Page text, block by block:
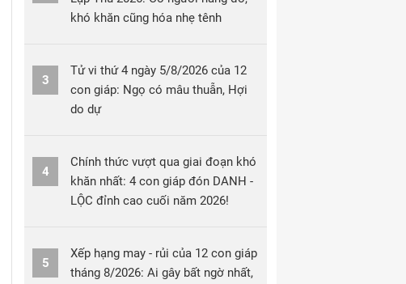
khó khăn cũng hóa nhẹ tênh
3
Tử vi thứ 4 ngày 5/8/2026 của 12
con giáp: Ngọ có mâu thuẫn, Hợi
do dự
4
Chính thức vượt qua giai đoạn khó
khăn nhất: 4 con giáp đón DANH -
LỘC đỉnh cao cuối năm 2026!
5
Xếp hạng may - rủi của 12 con giáp
tháng 8/2026: Ai gây bất ngờ nhất,